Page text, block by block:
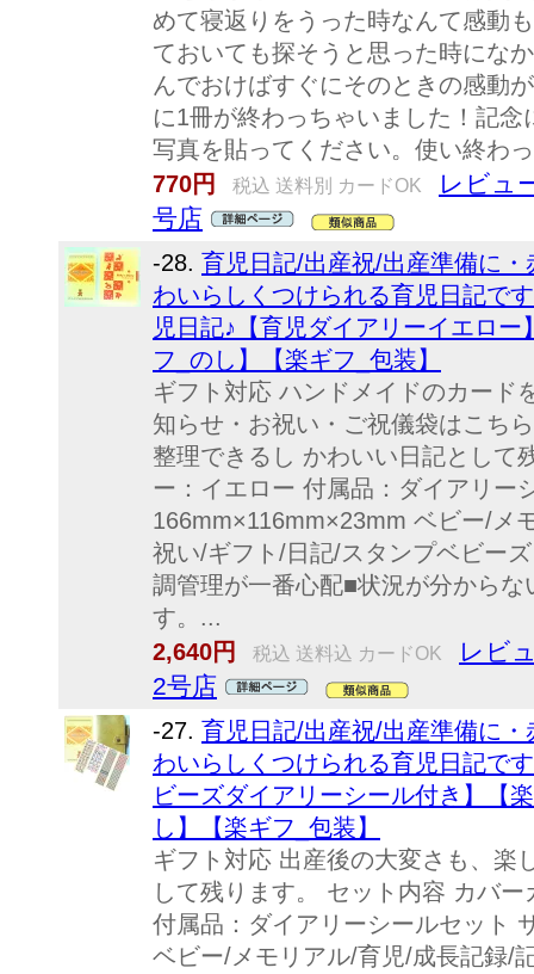
めて寝返りをうった時なんて感動
ておいても探そうと思った時にな
んでおけばすぐにそのときの感動
に1冊が終わっちゃいました！記念
写真を貼ってください。使い終わ
770円
税込 送料別 カードOK
レビュ
号店
-28. 育児日記/出産祝/出産準備に
わいらしくつけられる育児日記で
児日記♪【育児ダイアリーイエロ
フ_のし】【楽ギフ_包装】
ギフト対応 ハンドメイドのカード
知らせ・お祝い・ご祝儀袋はこち
整理できるし かわいい日記とし
ー：イエロー 付属品：ダイアリー
166mm×116mm×23mm ベビー/メ
祝い/ギフト/日記/スタンプベビー
調管理が一番心配■状況が分から
す。...
2,640円
税込 送料込 カードOK
レビ
2号店
-27. 育児日記/出産祝/出産準備に
わいらしくつけられる育児日記で
ビーズダイアリーシール付き】【
し】【楽ギフ_包装】
ギフト対応 出産後の大変さも、楽
して残ります。 セット内容 カバ
付属品：ダイアリーシールセット
ベビー/メモリアル/育児/成長記録/